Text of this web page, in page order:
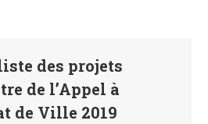
des projets
de l’Appel à
de Ville 2019